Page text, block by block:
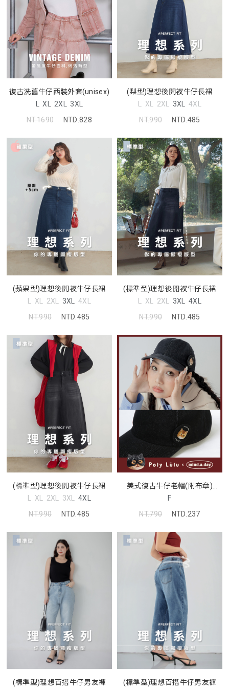
復古洗舊牛仔西裝外套(unisex)
L XL 2XL 3XL
NT.1690
NTD.828
(梨型)理想後開衩牛仔長裙
L XL 2XL 3XL 4XL
NT.990
NTD.485
(蘋果型)理想後開衩牛仔長裙
L XL 2XL 3XL 4XL
NT.990
NTD.485
(標準型)理想後開衩牛仔長裙
L XL 2XL 3XL 4XL
NT.990
NTD.485
(標準型)理想後開衩牛仔長裙
L XL 2XL 3XL 4XL
NT.990
NTD.485
美式復古牛仔老帽(附布章)
(MIND.A.DAY聯名)
F
NT.790
NTD.237
(標準型)理想百搭牛仔男友褲
(標準型)理想百搭牛仔男友褲